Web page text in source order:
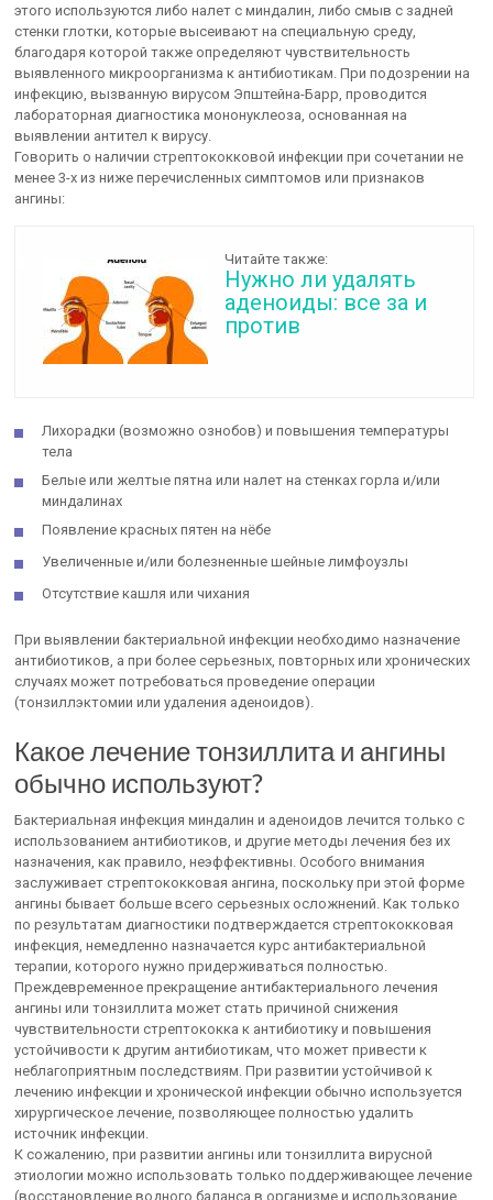
этого используются либо налет с миндалин, либо смыв с задней
стенки глотки, которые высеивают на специальную среду,
благодаря которой также определяют чувствительность
выявленного микроорганизма к антибиотикам. При подозрении на
инфекцию, вызванную вирусом Эпштейна-Барр, проводится
лабораторная диагностика мононуклеоза, основанная на
выявлении антител к вирусу.
Говорить о наличии стрептококковой инфекции при сочетании не
менее 3-х из ниже перечисленных симптомов или признаков
ангины:
Читайте также:
Нужно ли удалять
аденоиды: все за и
против
Лихорадки (возможно ознобов) и повышения температуры
тела
Белые или желтые пятна или налет на стенках горла и/или
миндалинах
Появление красных пятен на нёбе
Увеличенные и/или болезненные шейные лимфоузлы
Отсутствие кашля или чихания
При выявлении бактериальной инфекции необходимо назначение
антибиотиков, а при более серьезных, повторных или хронических
случаях может потребоваться проведение операции
(тонзиллэктомии или удаления аденоидов).
Какое лечение тонзиллита и ангины
обычно используют?
Бактериальная инфекция миндалин и аденоидов лечится только с
использованием антибиотиков, и другие методы лечения без их
назначения, как правило, неэффективны. Особого внимания
заслуживает стрептококковая ангина, поскольку при этой форме
ангины бывает больше всего серьезных осложнений. Как только
по результатам диагностики подтверждается стрептококковая
инфекция, немедленно назначается курс антибактериальной
терапии, которого нужно придерживаться полностью.
Преждевременное прекращение антибактериального лечения
ангины или тонзиллита может стать причиной снижения
чувствительности стрептококка к антибиотику и повышения
устойчивости к другим антибиотикам, что может привести к
неблагоприятным последствиям. При развитии устойчивой к
лечению инфекции и хронической инфекции обычно используется
хирургическое лечение, позволяющее полностью удалить
источник инфекции.
К сожалению, при развитии ангины или тонзиллита вирусной
этиологии можно использовать только поддерживающее лечение
(восстановление водного баланса в организме и использование